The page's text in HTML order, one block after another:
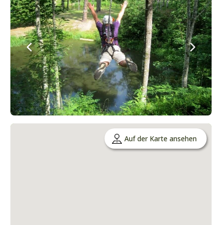
Auf der Karte ansehen